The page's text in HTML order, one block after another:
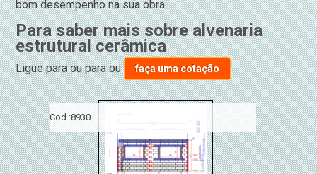
bom desempenho na sua obra.
Para saber mais sobre alvenaria
estrutural cerâmica
Ligue paraou paraou faça uma cotação
Cod.:8930